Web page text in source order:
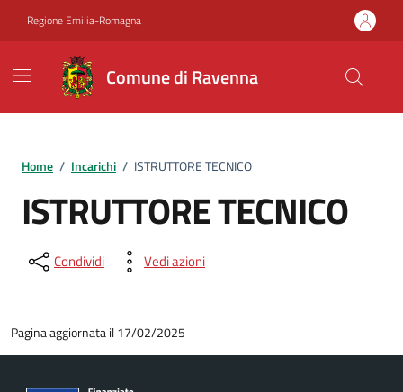
Regione Emilia-Romagna
Comune di Ravenna
Home / Incarichi / ISTRUTTORE TECNICO
ISTRUTTORE TECNICO
Condividi Vedi azioni
Pagina aggiornata il 17/02/2025